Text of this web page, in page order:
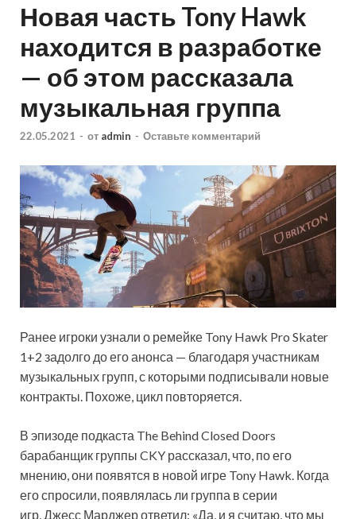
Новая часть Tony Hawk
находится в разработке
— об этом рассказала
музыкальная группа
22.05.2021 - от admin - Оставьте комментарий
Ранее игроки узнали о ремейке Tony Hawk Pro Skater
1+2 задолго до его анонса — благодаря участникам
музыкальных групп, с которыми подписывали новые
контракты. Похоже, цикл повторяется.
В эпизоде подкаста The Behind Closed Doors
барабанщик группы CKY рассказал, что, по его
мнению, они появятся в новой игре Tony Hawk. Когда
его спросили, появлялась ли группа в серии
игр, Джесс Марджер ответил: «Да, и я считаю, что мы